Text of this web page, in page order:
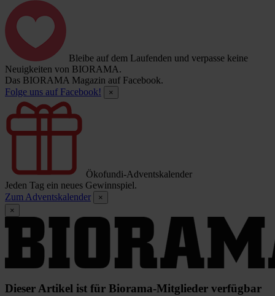
Bleibe auf dem Laufenden und verpasse keine
Neuigkeiten von BIORAMA.
Das BIORAMA Magazin auf Facebook.
Folge uns auf Facebook!
×
Ökofundi-Adventskalender
Jeden Tag ein neues Gewinnspiel.
Zum Adventskalender
×
×
Dieser Artikel ist für Biorama-Mitglieder verfügbar